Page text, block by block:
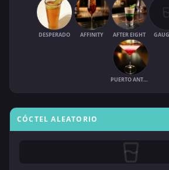
DESPERADO AFFINITY AFTER EIGHT
PUERTO ANTONIO
CÓCTEL ALEATORIO